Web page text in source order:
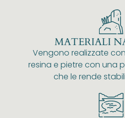
MATERIALI
Vengono realizzate
resina e pietre con una
che le rende